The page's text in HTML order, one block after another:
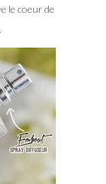
le coeur de